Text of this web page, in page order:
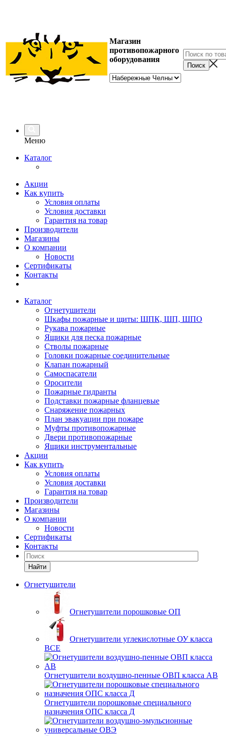
Магазин
противопожарного
оборудования
Меню
Каталог
Акции
Как купить
Условия оплаты
Условия доставки
Гарантия на товар
Производители
Магазины
О компании
Новости
Сертификаты
Контакты
Каталог
Огнетушители
Шкафы пожарные и щиты: ШПК, ШП, ШПО
Рукава пожарные
Ящики для песка пожарные
Стволы пожарные
Головки пожарные соединительные
Клапан пожарный
Самоспасатели
Оросители
Пожарные гидранты
Подставки пожарные фланцевые
Снаряжение пожарных
План эвакуации при пожаре
Муфты противопожарные
Двери противопожарные
Ящики инструментальные
Акции
Как купить
Условия оплаты
Условия доставки
Гарантия на товар
Производители
Магазины
О компании
Новости
Сертификаты
Контакты
Найти
Огнетушители
Огнетушители порошковые ОП
Огнетушители углекислотные ОУ класса
ВСЕ
Огнетушители воздушно-пенные ОВП класса АВ
Огнетушители порошковые специального
назначения ОПС класса Д